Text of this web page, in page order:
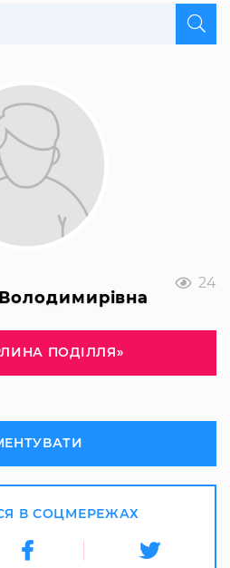
24
ПОДІЛЛЯ»
В СОЦМЕРЕЖАХ